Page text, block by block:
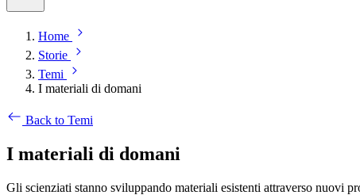
Home
Storie
Temi
I materiali di domani
Back to Temi
I materiali di domani
Gli scienziati stanno sviluppando materiali esistenti attraverso nuovi